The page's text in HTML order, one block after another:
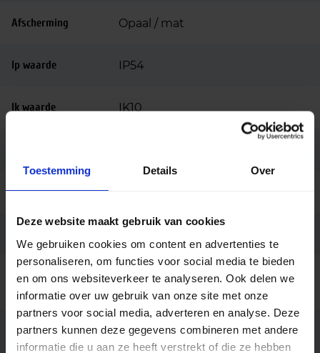
Toestemming Details Over
Deze website maakt gebruik van cookies
We gebruiken cookies om content en advertenties te
personaliseren, om functies voor social media te bieden
en om ons websiteverkeer te analyseren. Ook delen we
informatie over uw gebruik van onze site met onze
partners voor social media, adverteren en analyse. Deze
partners kunnen deze gegevens combineren met andere
informatie die u aan ze heeft verstrekt of die ze hebben
Afscherming Opaal / mat
Ip waarde IP54
Ik waarde IK10
Type sensor
Ingangsspanning
(v)
200-240
Kleur consistentie
(SDCM)
3 SDCM